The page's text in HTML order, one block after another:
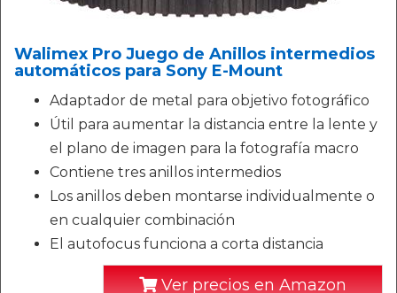
Walimex Pro Juego de Anillos intermedios
automáticos para Sony E-Mount
Adaptador de metal para objetivo fotográfico
Útil para aumentar la distancia entre la lente y
el plano de imagen para la fotografía macro
Contiene tres anillos intermedios
Los anillos deben montarse individualmente o
en cualquier combinación
El autofocus funciona a corta distancia
Ver precios en Amazon